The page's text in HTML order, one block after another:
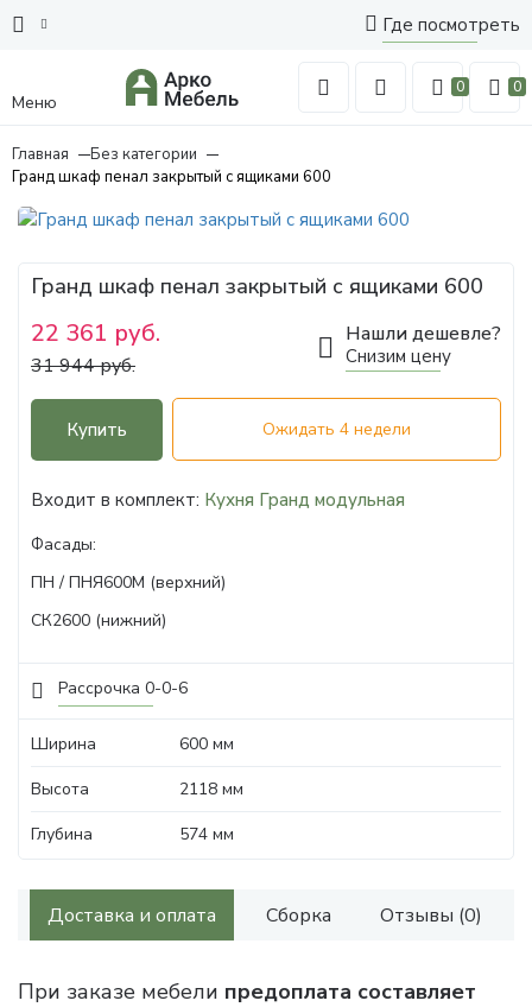
Где посмотреть
Меню
0 0
Главная
Без категории
Гранд шкаф пенал закрытый с ящиками 600
Рассрочка 0-0-6
Гранд шкаф пенал закрытый с ящиками 600
22 361 руб.
31 944 руб.
Нашли дешевле?
Снизим цену
Купить Ожидать 4 недели
Входит в комплект: Кухня Гранд модульная
Фасады:
ПН / ПНЯ600М (верхний)
СК2600 (нижний)
Ширина
600 мм
Высота
2118 мм
Глубина
574 мм
Доставка и оплата Сборка Отзывы (0)
При заказе мебели предоплата составляет